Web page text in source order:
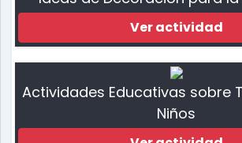
Ver actividad
Actividades Educativas sobre
Niños